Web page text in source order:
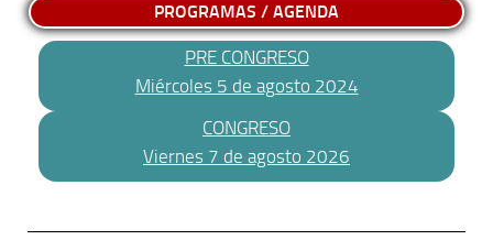
PROGRAMAS / AGENDA
PRE CONGRESO
Miércoles 5 de agosto 2024
CONGRESO
Viernes 7 de agosto 2026